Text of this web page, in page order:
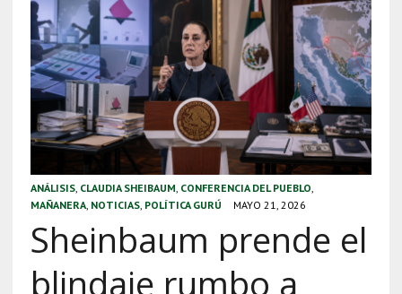
ANÁLISIS, CLAUDIA SHEIBAUM, CONFERENCIA DEL PUEBLO,
MAÑANERA, NOTICIAS, POLÍTICA GURÚ MAYO 21, 2026
Sheinbaum prende el
blindaje rumbo a